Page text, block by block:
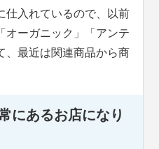
仕入れているので、以前
オーガニック」「アンテ
、最近は関連商品から商
にあるお店になり